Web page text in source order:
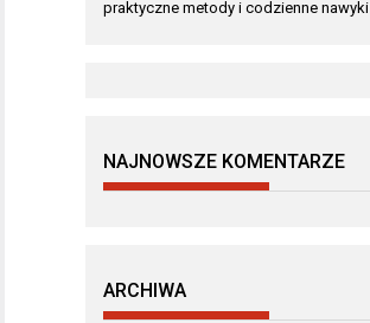
praktyczne metody i codzienne nawyki
NAJNOWSZE KOMENTARZE
ARCHIWA